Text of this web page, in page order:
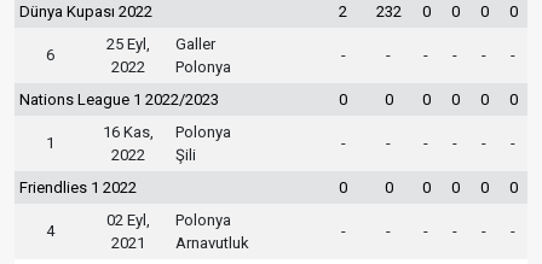
Dünya Kupası 2022 2 232 0 0 0 0
6
25 Eyl,
2022
Galler
Polonya
- - - - - -
Nations League 1 2022/2023 0 0 0 0 0 0
1
16 Kas,
2022
Polonya
Şili
- - - - - -
Friendlies 1 2022 0 0 0 0 0 0
4
02 Eyl,
2021
Polonya
Arnavutluk
- - - - - -